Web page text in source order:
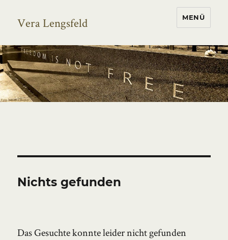
Vera Lengsfeld MENÜ
Nichts gefunden
Das Gesuchte konnte leider nicht gefunden